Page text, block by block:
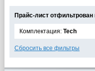
Прайс-лист
Комплектация: Tech
Сбросить все фильтры